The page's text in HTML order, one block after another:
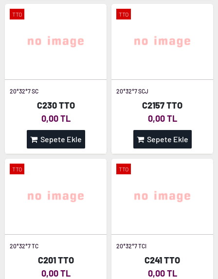
TTO
20*32*7 SC
C230 TTO
0,00 TL
Sepete Ekle
TTO
20*32*7 SCJ
C2157 TTO
0,00 TL
Sepete Ekle
TTO
20*32*7 TC
C201 TTO
0,00 TL
TTO
20*32*7 TCI
C241 TTO
0,00 TL